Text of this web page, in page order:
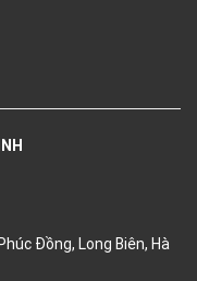
Đồng, Long Biên, Hà